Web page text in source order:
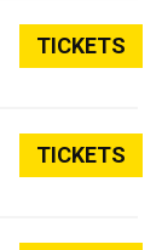
TICKETS
TICKETS